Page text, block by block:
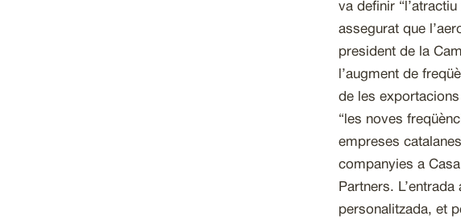
va definir
assegurat que
president de la
l’augment de
de les
“les noves
empreses
companyies a
Partners.
personalitzada, et